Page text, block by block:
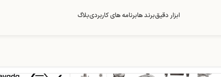
ابزار دقیقبرند هابرنامه های کاربردیبلاگ